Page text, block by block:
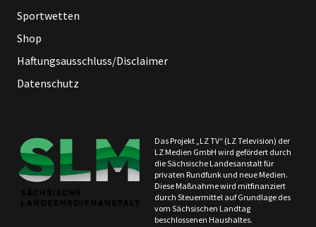
Sportwetten
Shop
Haftungsausschluss/Disclaimer
Datenschutz
Das Projekt „LZ TV“ (LZ Television) der
LZ Medien GmbH wird gefördert durch
die Sächsische Landesanstalt für
privaten Rundfunk und neue Medien.
Diese Maßnahme wird mitfinanziert
durch Steuermittel auf Grundlage des
vom Sächsischen Landtag
beschlossenen Haushaltes.